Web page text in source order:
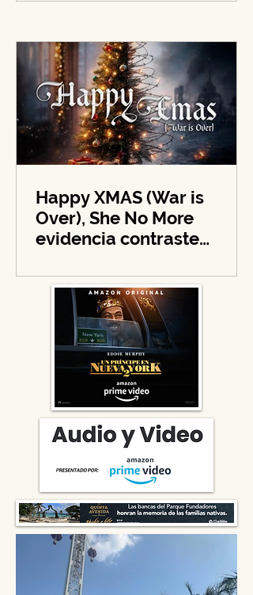
costera
Happy XMAS (War is
Over), She No More
navideño y llama a la
solidaridad en tiempos de
guerra